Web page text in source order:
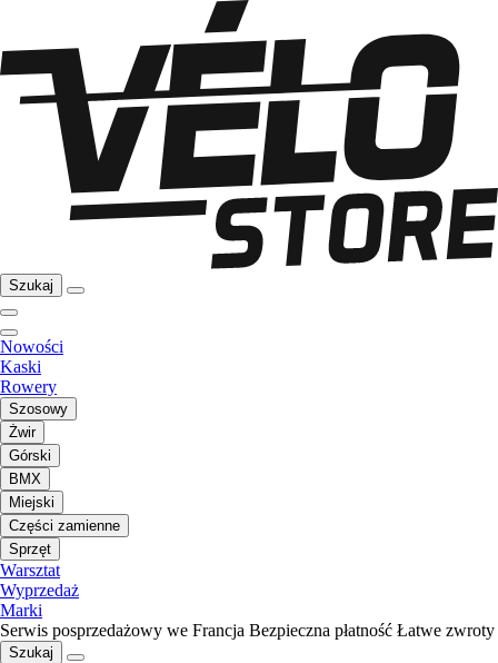
Szukaj
Nowości
Kaski
Rowery
Szosowy
Żwir
Górski
BMX
Miejski
Części zamienne
Sprzęt
Warsztat
Wyprzedaż
Marki
Serwis posprzedażowy we Francja Bezpieczna płatność Łatwe zwroty
Szukaj